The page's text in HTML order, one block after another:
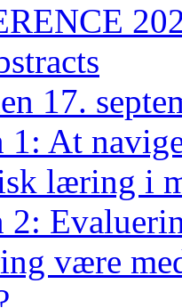
17.
1: At
læring i
2:
være